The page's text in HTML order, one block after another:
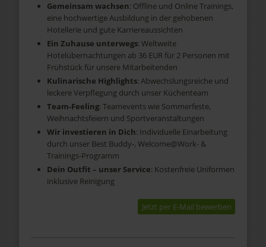
Gemeinsam wachsen: Offline und Online Trainings,
eine hochwertige Ausbildung in der gehobenen
Hotellerie und gute Karriereaussichten
Ein Zuhause unterwegs: Weltweite
Hotelübernachtungen ab 36 EUR für 2 Personen mit
Frühstück für unsere Mitarbeitenden
Kulinarische Highlights: Abwechslungsreiche und
leckere Verpflegung durch unser Küchenteam
Team-Feeling: Teamevents wie Sommerfeste,
Weihnachtsfeiern und Sportveranstaltungen
Wir investieren in Dich: Individuelle Einarbeitung
durch unser Best Buddy-, Welcome@Work- &
Trainings-Programm
Dein Outfit – unser Service: Kostenfreie Uniformen
inklusive Reinigung
Jetzt per E-Mail bewerben